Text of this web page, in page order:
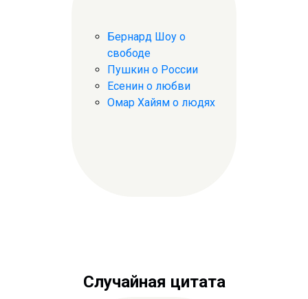
Бернард Шоу о
свободе
Пушкин о России
Есенин о любви
Омар Хайям о людях
Случайная цитата